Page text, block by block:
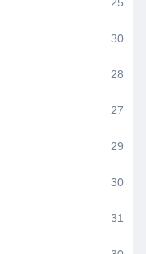
30
28
27
29
30
31